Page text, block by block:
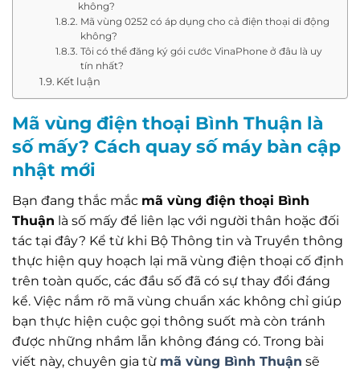
không?
Mã vùng 0252 có áp dụng cho cả điện thoại di động
không?
Tôi có thể đăng ký gói cước VinaPhone ở đâu là uy
tín nhất?
Kết luận
Mã vùng điện thoại Bình Thuận là
số mấy? Cách quay số máy bàn cập
nhật mới
Bạn đang thắc mắc mã vùng điện thoại Bình
Thuận là số mấy để liên lạc với người thân hoặc đối
tác tại đây? Kể từ khi Bộ Thông tin và Truyền thông
thực hiện quy hoạch lại mã vùng điện thoại cố định
trên toàn quốc, các đầu số đã có sự thay đổi đáng
kể. Việc nắm rõ mã vùng chuẩn xác không chỉ giúp
bạn thực hiện cuộc gọi thông suốt mà còn tránh
được những nhầm lẫn không đáng có. Trong bài
viết này, chuyên gia từ mã vùng Bình Thuận sẽ